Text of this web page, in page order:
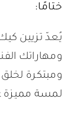
ختامًا:
يُعدّ تزيين
ومهاراتك
ومبتكرة
لمسة مميزة